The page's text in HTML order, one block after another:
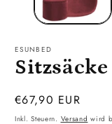
ESUNBED
Normaler
Preis
€67,90 EUR
Inkl. Steuern. Versand wird